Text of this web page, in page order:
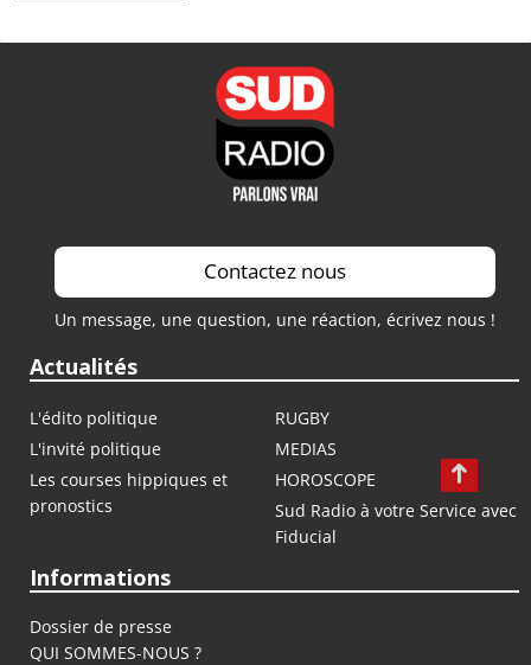
Contactez nous
Un message, une question, une réaction, écrivez nous !
Actualités
L'édito politique
RUGBY
L'invité politique
MEDIAS
Les courses hippiques et
pronostics
HOROSCOPE
Sud Radio à votre Service avec
Fiducial
Informations
Dossier de presse
QUI SOMMES-NOUS ?